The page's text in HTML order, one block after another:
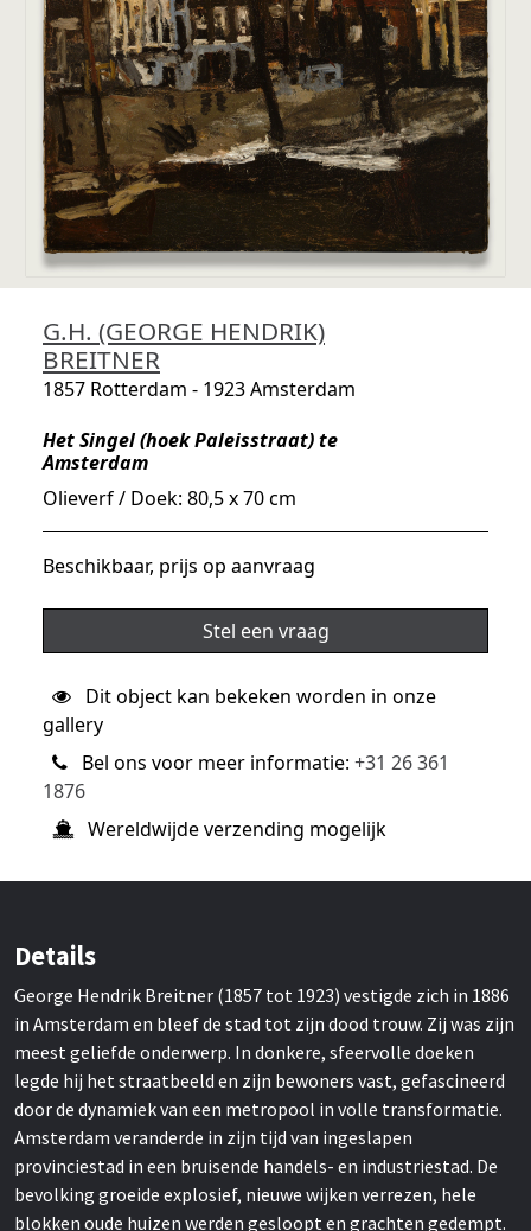
G.H. (GEORGE HENDRIK)
BREITNER
1857 Rotterdam - 1923 Amsterdam
Het Singel (hoek Paleisstraat) te
Amsterdam
Olieverf / Doek: 80,5 x 70 cm
Beschikbaar, prijs op aanvraag
Stel een vraag
Dit object kan bekeken worden in onze
gallery
Bel ons voor meer informatie: +31 26 361
1876
Wereldwijde verzending mogelijk
Details
George Hendrik Breitner (1857 tot 1923) vestigde zich in 1886
in Amsterdam en bleef de stad tot zijn dood trouw. Zij was zijn
meest geliefde onderwerp. In donkere, sfeervolle doeken
legde hij het straatbeeld en zijn bewoners vast, gefascineerd
door de dynamiek van een metropool in volle transformatie.
Amsterdam veranderde in zijn tijd van ingeslapen
provinciestad in een bruisende handels- en industriestad. De
bevolking groeide explosief, nieuwe wijken verrezen, hele
blokken oude huizen werden gesloopt en grachten gedempt.